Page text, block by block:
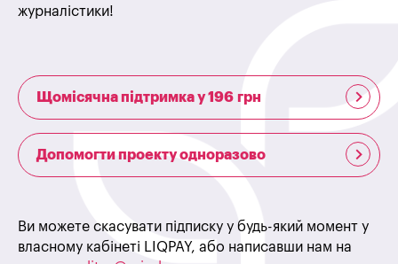
журналістики!
Щомісячна підтримка у 196 грн
Допомогти проекту одноразово
Ви можете скасувати підписку у будь-який момент у
власному кабінеті LIQPAY, або написавши нам на